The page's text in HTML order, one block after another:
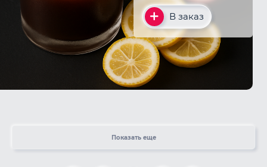
В заказ
Показать еще